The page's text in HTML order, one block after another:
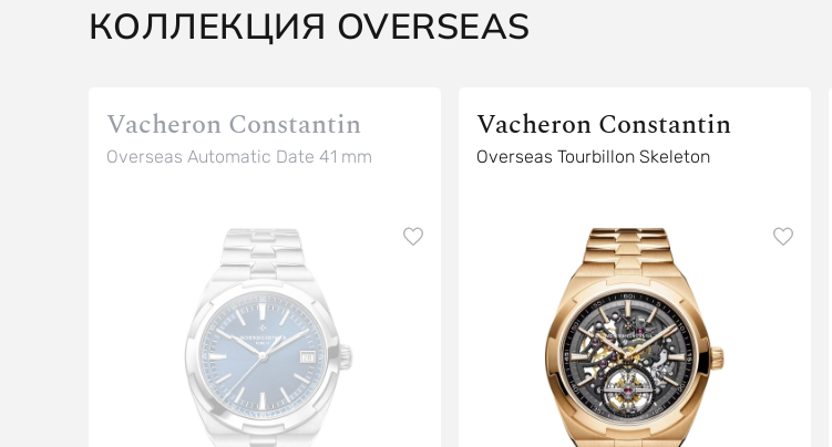
КОЛЛЕКЦИЯ OVERSEAS
Vacheron Constantin
Overseas Automatic Date 41 mm
Vacheron Constantin
Overseas Tourbillon Skeleton